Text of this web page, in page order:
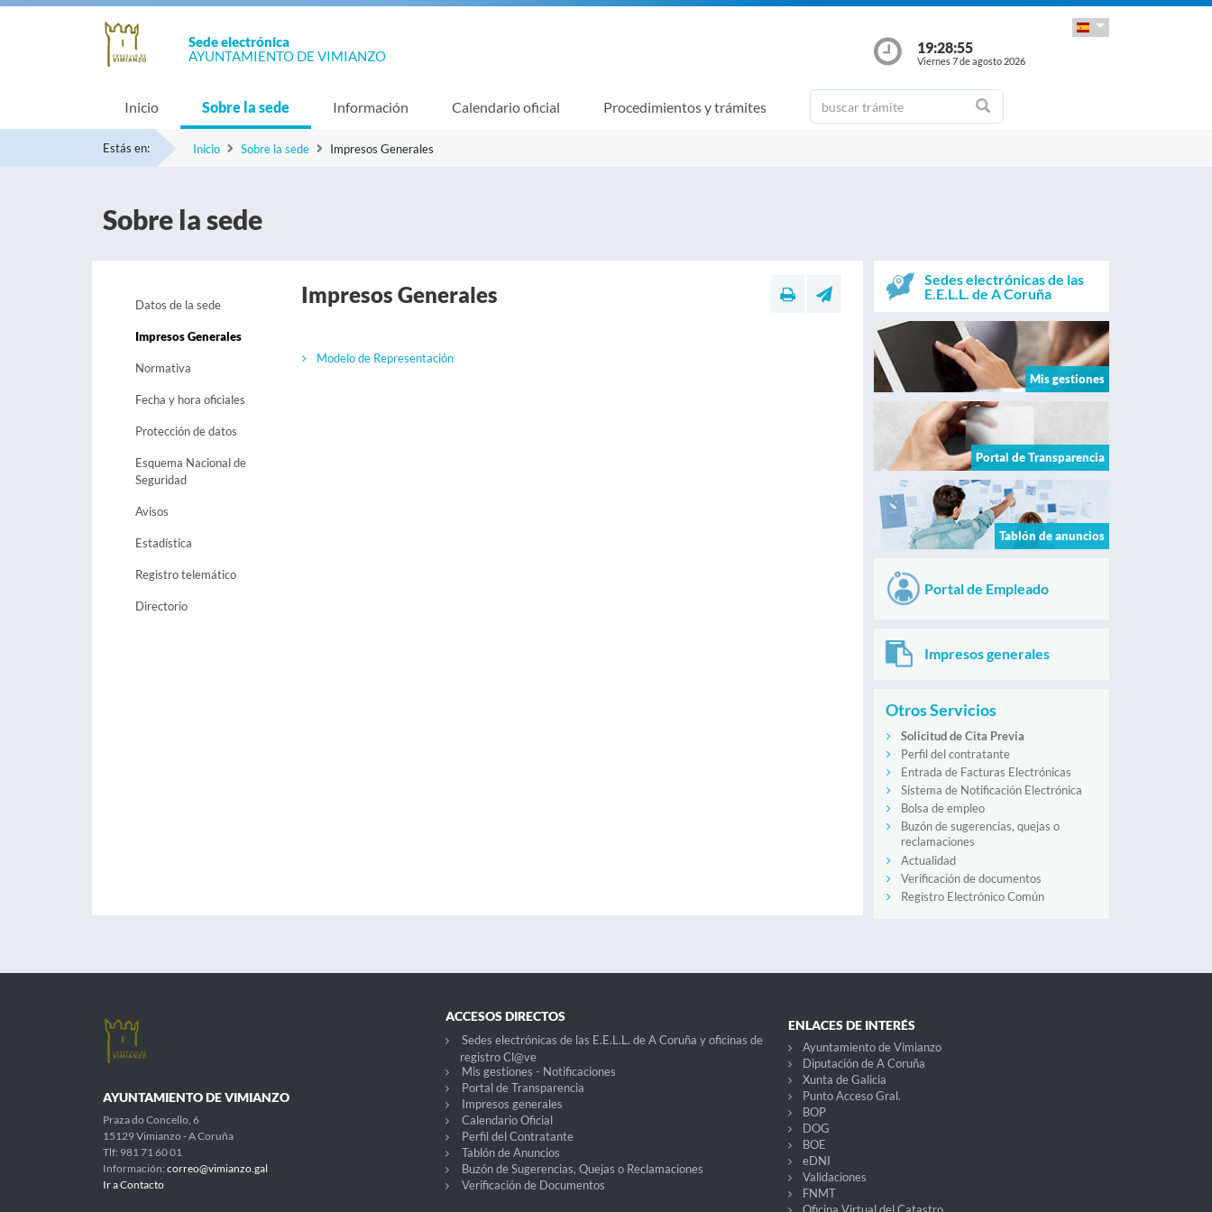
Sede electrónica
AYUNTAMIENTO DE VIMIANZO
19:28:55
Viernes 7 de agosto 2026
Inicio Sobre la sede Información Calendario oficial Procedimientos y trámites
Estás en: Inicio Sobre la sede Impresos Generales
Sobre la sede
Datos de la sede
Impresos Generales
Normativa
Fecha y hora oficiales
Protección de datos
Esquema Nacional de
Seguridad
Avisos
Estadística
Registro telemático
Directorio
Impresos Generales
Modelo de Representación
Sedes electrónicas de las
E.E.L.L. de A Coruña
Mis gestiones
Portal de Transparencia
Tablón de anuncios
Portal de Empleado
Impresos generales
Otros Servicios
Solicitud de Cita Previa
Perfil del contratante
Entrada de Facturas Electrónicas
Sistema de Notificación Electrónica
Bolsa de empleo
Buzón de sugerencias, quejas o
reclamaciones
Actualidad
Verificación de documentos
Registro Electrónico Común
AYUNTAMIENTO DE VIMIANZO
Praza do Concello, 6
15129 Vimianzo - A Coruña
Tlf: 981 71 60 01
Información: correo@vimianzo.gal
Ir a Contacto
ACCESOS DIRECTOS
Sedes electrónicas de las E.E.L.L. de A Coruña y oficinas de
registro Cl@ve
Mis gestiones - Notificaciones
Portal de Transparencia
Impresos generales
Calendario Oficial
Perfil del Contratante
Tablón de Anuncios
Buzón de Sugerencias, Quejas o Reclamaciones
Verificación de Documentos
ENLACES DE INTERÉS
Ayuntamiento de Vimianzo
Diputación de A Coruña
Xunta de Galicia
Punto Acceso Gral.
BOP
DOG
BOE
eDNI
Validaciones
FNMT